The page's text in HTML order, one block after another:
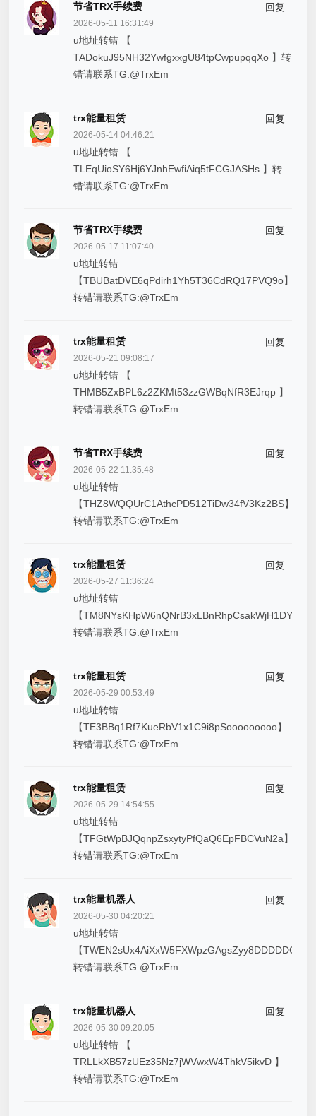
节省TRX手续费 回复
2026-05-11 16:31:49
u地址转错 【
TADokuJ95NH32YwfgxxgU84tpCwpupqqXo 】转
错请联系TG:@TrxEm
trx能量租赁 回复
2026-05-14 04:46:21
u地址转错 【
TLEqUioSY6Hj6YJnhEwfiAiq5tFCGJASHs 】转
错请联系TG:@TrxEm
节省TRX手续费 回复
2026-05-17 11:07:40
u地址转错
【TBUBatDVE6qPdirh1Yh5T36CdRQ17PVQ9o】
转错请联系TG:@TrxEm
trx能量租赁 回复
2026-05-21 09:08:17
u地址转错 【
THMB5ZxBPL6z2ZKMt53zzGWBqNfR3EJrqp 】
转错请联系TG:@TrxEm
节省TRX手续费 回复
2026-05-22 11:35:48
u地址转错
【THZ8WQQUrC1AthcPD512TiDw34fV3Kz2BS】
转错请联系TG:@TrxEm
trx能量租赁 回复
2026-05-27 11:36:24
u地址转错
【TM8NYsKHpW6nQNrB3xLBnRhpCsakWjH1DY】
转错请联系TG:@TrxEm
trx能量租赁 回复
2026-05-29 00:53:49
u地址转错
【TE3BBq1Rf7KueRbV1x1C9i8pSooooooooo】
转错请联系TG:@TrxEm
trx能量租赁 回复
2026-05-29 14:54:55
u地址转错
【TFGtWpBJQqnpZsxytyPfQaQ6EpFBCVuN2a】
转错请联系TG:@TrxEm
trx能量机器人 回复
2026-05-30 04:20:21
u地址转错
【TWEN2sUx4AiXxW5FXWpzGAgsZyy8DDDDDC】
转错请联系TG:@TrxEm
trx能量机器人 回复
2026-05-30 09:20:05
u地址转错 【
TRLLkXB57zUEz35Nz7jWVwxW4ThkV5ikvD 】
转错请联系TG:@TrxEm